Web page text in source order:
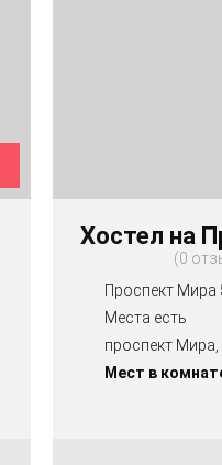
Хостел на
0
Проспект Мира
Места есть
проспект Мира,
Мест в